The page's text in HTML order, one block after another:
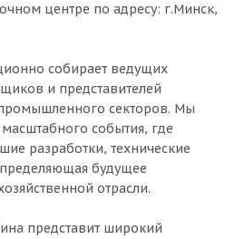
центре по адресу: г.Минск,
собирает ведущих
и представителей
секторов. Мы
события, где
разработки, технические
будущее
отрасли.
представит широкий